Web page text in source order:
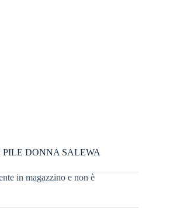
DONNA SALEWA
in magazzino e non è